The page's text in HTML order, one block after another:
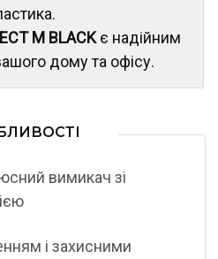
M BLACKє надійним
дому та офісу.
вимикач зі
і захисними